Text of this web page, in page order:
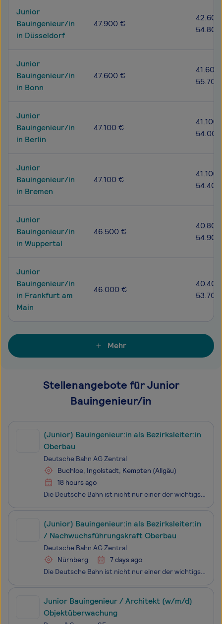
Junior
Bauingenieur/in
in Düsseldorf
47.900 €
Junior
Bauingenieur/in
in Bonn
47.600 €
Junior
Bauingenieur/in
in Berlin
47.100 €
41.100
Junior
Bauingenieur/in
in Bremen
47.100 €
41.100
Junior
Bauingenieur/in
in Wuppertal
46.500 €
Junior
Bauingenieur/in
in Frankfurt am
Main
46.000 €
Mehr
Stellenangebote für Junior
Bauingenieur/in
(Junior) Bauingenieur:in als Bezirksleiter:in
Oberbau
Deutsche Bahn AG Zentral
Buchloe, Ingolstadt, Kempten (Allgäu)
18 hours ago
Die Deutsche Bahn ist nicht nur einer der wichtigsten Mobilitätsdienstleister, sondern auch eines der größten Ingenieurbüros Deutschlands. Um neue Brücken, Tunnel, Bahnhöfe, Gleise und Signalanlagen zu realisieren und nachhaltig instand zu halten, arbeiten aktuell mehr als 10.000 Ingenieure bei uns
(Junior) Bauingenieur:in als Bezirksleiter:in
/ Nachwuchsführungskraft Oberbau
Deutsche Bahn AG Zentral
Nürnberg
7 days ago
Die Deutsche Bahn ist nicht nur einer der wichtigsten Mobilitätsdienstleister:innen, sondern auch eines der größten Ingenieurbüros Deutschlands. Um neue Brücken, Tunnel, Bahnhöfe, Gleise und Signalanlagen zu realisieren und nachhaltig instand zu halten, arbeiten aktuell mehr als 10.000 Ingenieure be
Junior Bauingenieur / Architekt (w/m/d)
Objektüberwachung